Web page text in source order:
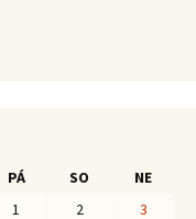
PÁ SO
NE
1
2
3